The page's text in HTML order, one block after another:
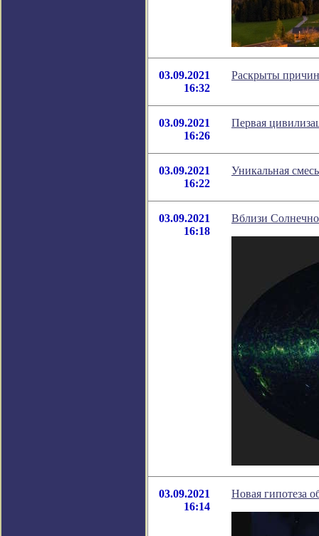
03.09.2021
16:32
Раскрыты
03.09.2021
16:26
Первая
03.09.2021
16:22
Уникальная
03.09.2021
16:18
Вблизи
03.09.2021
16:14
Новая гипотеза